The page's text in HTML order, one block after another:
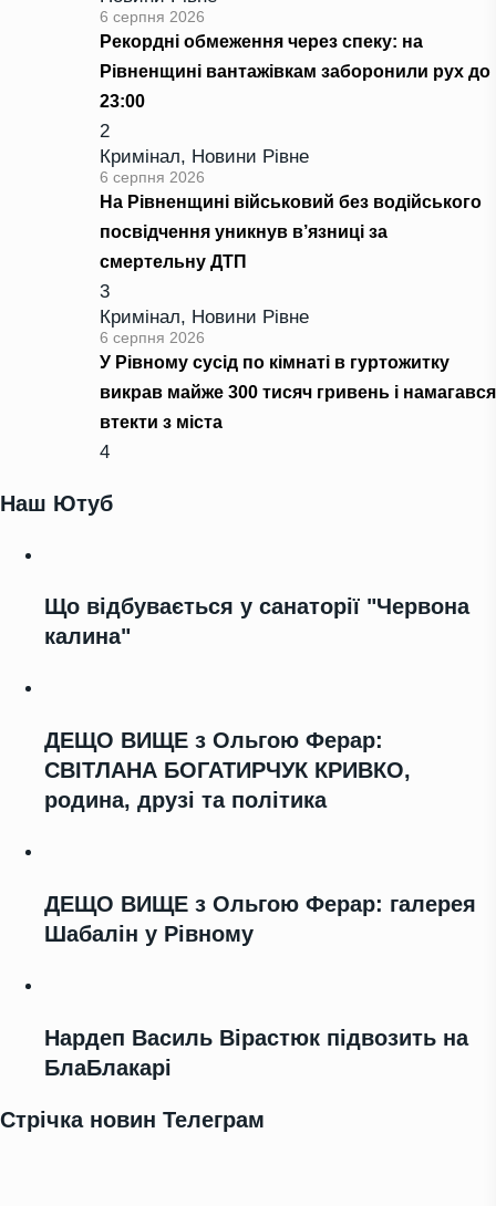
6 серпня 2026
Рекордні обмеження через спеку: на
Рівненщині вантажівкам заборонили рух до
23:00
2
Кримінал, Новини Рівне
6 серпня 2026
На Рівненщині військовий без водійського
посвідчення уникнув в’язниці за
смертельну ДТП
3
Кримінал, Новини Рівне
6 серпня 2026
У Рівному сусід по кімнаті в гуртожитку
викрав майже 300 тисяч гривень і намагався
втекти з міста
4
Наш Ютуб
Що відбувається у санаторії "Червона
калина"
ДЕЩО ВИЩЕ з Ольгою Ферар:
СВІТЛАНА БОГАТИРЧУК КРИВКО,
родина, друзі та політика
ДЕЩО ВИЩЕ з Ольгою Ферар: галерея
Шабалін у Рівному
Нардеп Василь Вірастюк підвозить на
БлаБлакарі
Стрічка новин Телеграм